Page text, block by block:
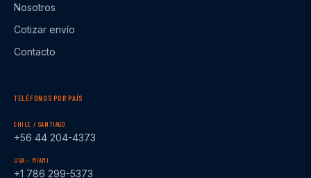
Nosotros
Cotizar envío
Contacto
TELÉFONOS POR PAÍS
CHILE / SANTIAGO
+56 44 204-4373
USA – MIAMI
+1 786 299-5373